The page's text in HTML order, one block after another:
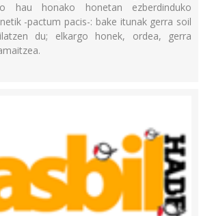
hau honako honetan ezberdinduko
-pactum pacis-: bake itunak gerra soil
du; elkargo honek, ordea, gerra